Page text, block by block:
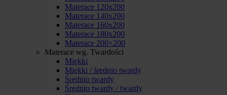
Materace 120x200
Materace 140x200
Materace 160x200
Materace 180x200
Materace 200×200
Materace wg. Twardości
Miękki
Miękki / średnio twardy
Średnio twardy
Średnio twardy / twardy